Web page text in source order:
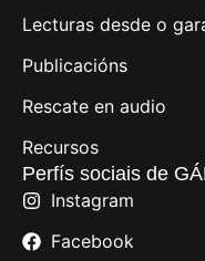
Lecturas desde o
Publicacións
Rescate en audio
Recursos
Perfís sociais de
Instagram
Facebook